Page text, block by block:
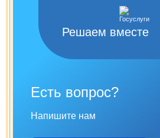
Решаем вместе
Есть вопрос?
Напишите нам